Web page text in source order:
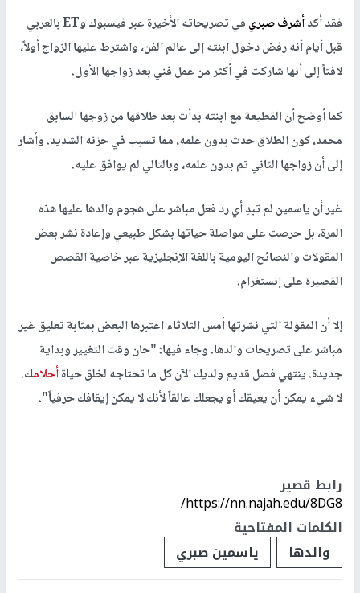
فقد أكدأشرف صبري
في تصريحاته الأخيرة عبر فيسبوك وET بالعربي
قبل أيام أنه رفض دخول ابنته إلى عالم الفن، واشترط عليها الزواج أولاً،
لافتاً إلى أنها شاركت في أكثر من عمل فني بعد زواجها الأول.
كما أوضح أن القطيعة مع ابنته بدأت بعد طلاقها من زوجها السابق
محمد، كون الطلاق حدث بدون علمه، مما تسبب في حزنه الشديد. وأشار
إلى أن زواجها الثاني تم بدون علمه، وبالتالي لم يوافق عليه.
غير أن ياسمين لم تبدِ أي رد فعل مباشر على هجوم والدها عليها هذه
المرة، بل حرصت على مواصلة حياتها بشكل طبيعي وإعادة نشر بعض
المقولات والنصائح اليومية باللغة الإنجليزية عبر خاصية القصص
القصيرة على إنستغرام.
إلا أن المقولة التي نشرتها أمس الثلاثاء اعتبرها البعض بمثابة تعليق غير
مباشر على تصريحات والدها. وجاء فيها: "حان وقت التغيير وبداية
جديدة. ينتهي فصل قديم ولديك الآن كل ما تحتاجه لخلق حياةأحلامك.
لا شيء يمكن أن يعيقك أو يجعلك عالقاً لأنك لا يمكن إيقافك حرفياً".
رابط قصير
https://nn.najah.edu/8DG8/
الكلمات المفتاحية
والدها
ياسمين صبري